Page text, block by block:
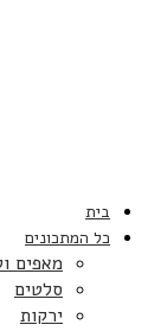
בית
כל המתכונים
מאפים
סלטים
ירקות